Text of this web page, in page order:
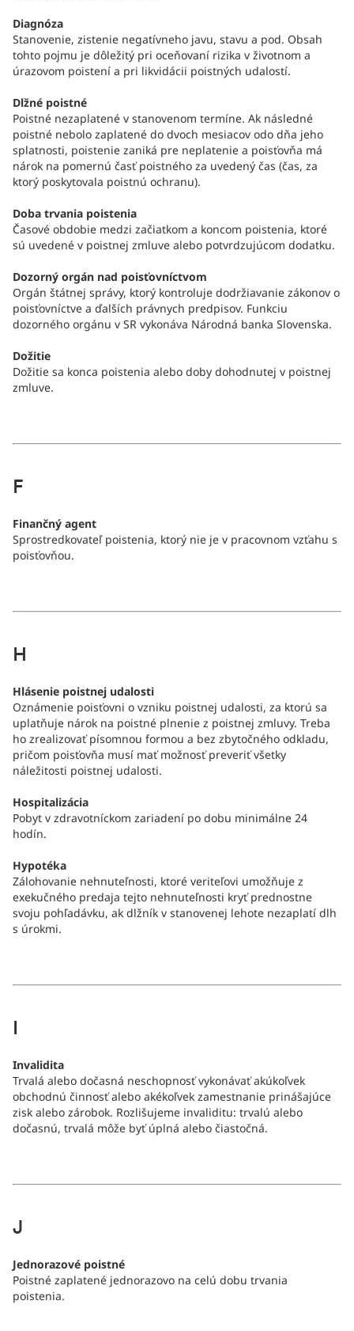
Diagnóza
Stanovenie, zistenie negatívneho javu, stavu a pod. Obsah
tohto pojmu je dôležitý pri oceňovaní rizika v životnom a
úrazovom poistení a pri likvidácii poistných udalostí.
Dlžné poistné
Poistné nezaplatené v stanovenom termíne. Ak následné
poistné nebolo zaplatené do dvoch mesiacov odo dňa jeho
splatnosti, poistenie zaniká pre neplatenie a poisťovňa má
nárok na pomernú časť poistného za uvedený čas (čas, za
ktorý poskytovala poistnú ochranu).
Doba trvania poistenia
Časové obdobie medzi začiatkom a koncom poistenia, ktoré
sú uvedené v poistnej zmluve alebo potvrdzujúcom dodatku.
Dozorný orgán nad poisťovníctvom
Orgán štátnej správy, ktorý kontroluje dodržiavanie zákonov o
poisťovníctve a ďalších právnych predpisov. Funkciu
dozorného orgánu v SR vykonáva Národná banka Slovenska.
Dožitie
Dožitie sa konca poistenia alebo doby dohodnutej v poistnej
zmluve.
F
Finančný agent
Sprostredkovateľ poistenia, ktorý nie je v pracovnom vzťahu s
poisťovňou.
H
Hlásenie poistnej udalosti
Oznámenie poisťovni o vzniku poistnej udalosti, za ktorú sa
uplatňuje nárok na poistné plnenie z poistnej zmluvy. Treba
ho zrealizovať písomnou formou a bez zbytočného odkladu,
pričom poisťovňa musí mať možnosť preveriť všetky
náležitosti poistnej udalosti.
Hospitalizácia
Pobyt v zdravotníckom zariadení po dobu minimálne 24
hodín.
Hypotéka
Zálohovanie nehnuteľnosti, ktoré veriteľovi umožňuje z
exekučného predaja tejto nehnuteľnosti kryť prednostne
svoju pohľadávku, ak dlžník v stanovenej lehote nezaplatí dlh
s úrokmi.
I
Invalidita
Trvalá alebo dočasná neschopnosť vykonávať akúkoľvek
obchodnú činnosť alebo akékoľvek zamestnanie prinášajúce
zisk alebo zárobok. Rozlišujeme invaliditu: trvalú alebo
dočasnú, trvalá môže byť úplná alebo čiastočná.
J
Jednorazové poistné
Poistné zaplatené jednorazovo na celú dobu trvania
poistenia.